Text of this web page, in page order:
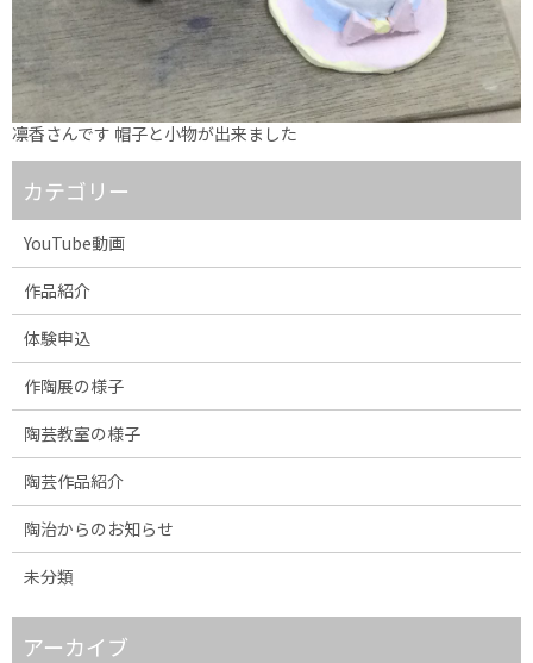
凛香さんです 帽子と小物が出来ました
カテゴリー
YouTube動画
作品紹介
体験申込
作陶展の様子
陶芸教室の様子
陶芸作品紹介
陶治からのお知らせ
未分類
アーカイブ